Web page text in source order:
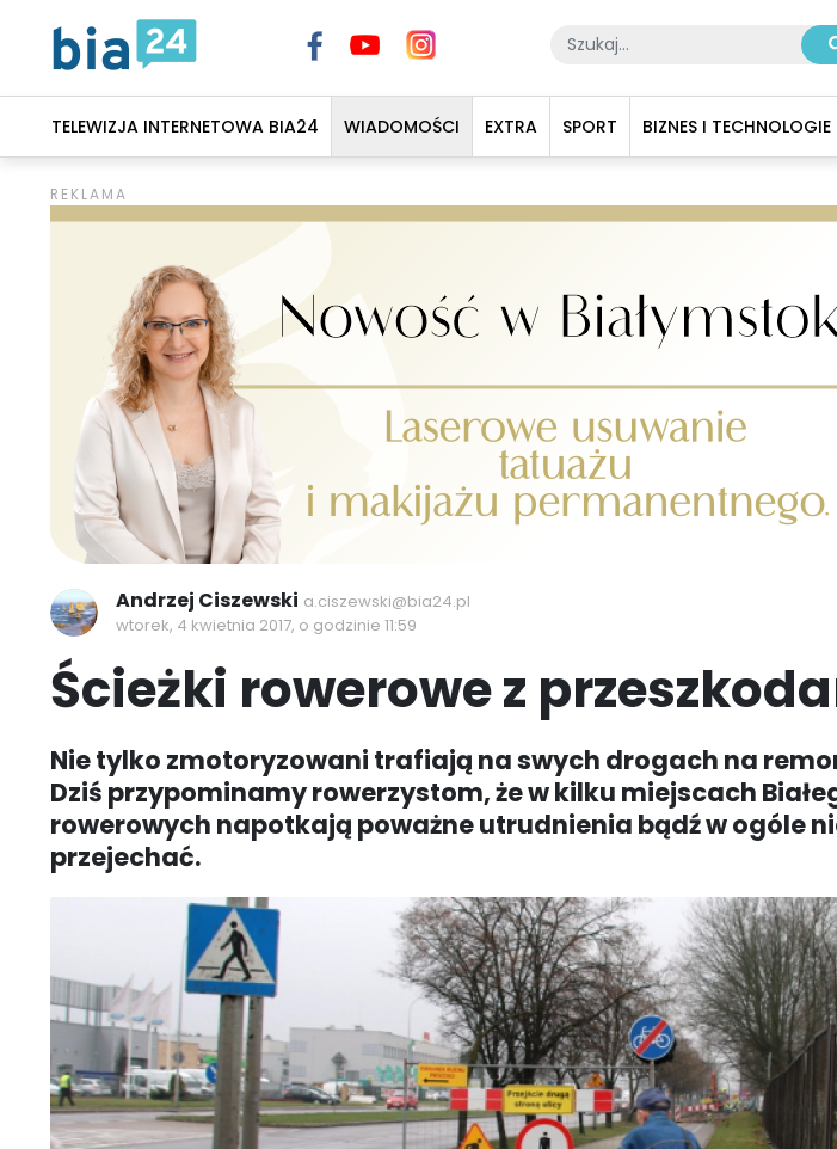
TELEWIZJA INTERNETOWA BIA24 WIADOMOŚCI EXTRA SPORT BIZNES I TECHNOLOGIE
Andrzej Ciszewski a.ciszewski@bia24.pl
wtorek, 4 kwietnia 2017, o godzinie 11:59
Ścieżki rowerowe z
Nie tylko zmotoryzowani trafiają na swych drogach na
Dziś przypominamy rowerzystom, że w kilku miejscach
rowerowych napotkają poważne utrudnienia bądź w ogóle
przejechać.